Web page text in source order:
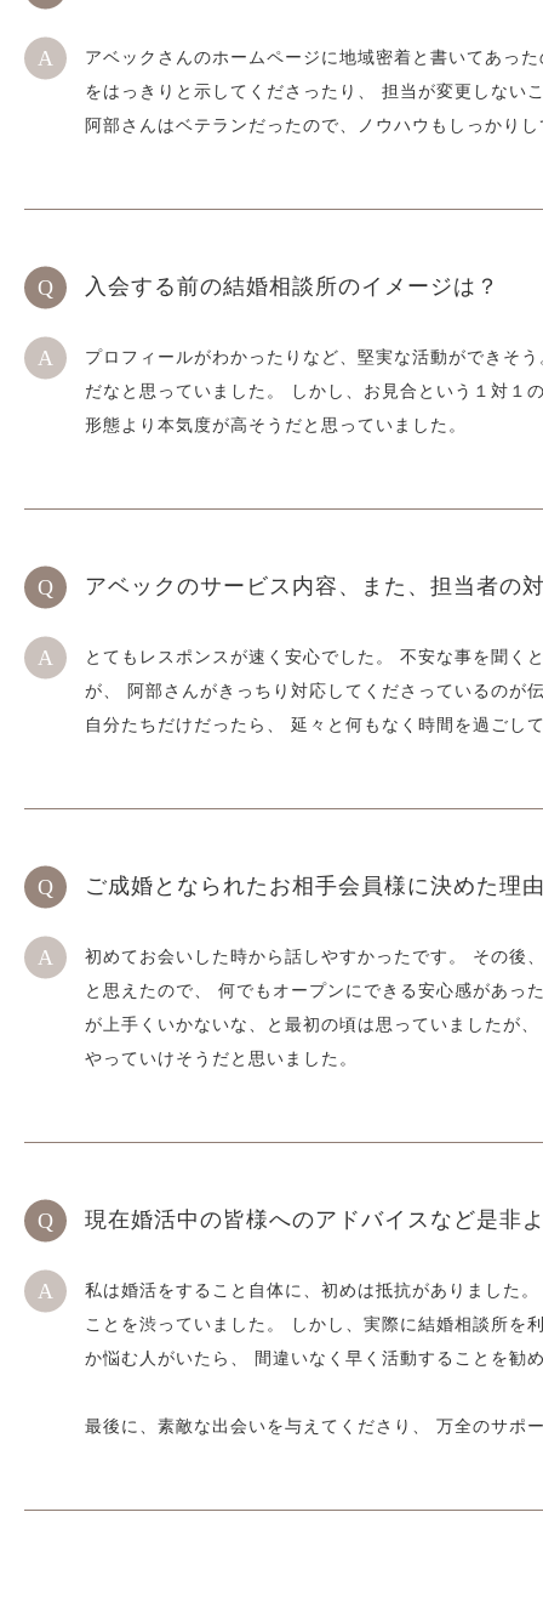
アベックさんのホームページに地域密着と書いてあっ
をはっきりと示してくださったり、 担当が変更しない
阿部さんはベテランだったので、ノウハウもしっかり
入会する前の結婚相談所のイメージは？
プロフィールがわかったりなど、堅実な活動ができそ
だなと思っていました。 しかし、お見合という１対１
形態より本気度が高そうだと思っていました。
アベックのサービス内容、また、担当者の
とてもレスポンスが速く安心でした。 不安な事を聞く
が、 阿部さんがきっちり対応してくださっているのが
自分たちだけだったら、 延々と何もなく時間を過ごし
ご成婚となられたお相手会員様に決めた理
初めてお会いした時から話しやすかったです。 その後
と思えたので、 何でもオープンにできる安心感があっ
が上手くいかないな、と最初の頃は思っていましたが
やっていけそうだと思いました。
現在婚活中の皆様へのアドバイスなど是非
私は婚活をすること自体に、初めは抵抗がありました
ことを渋っていました。 しかし、実際に結婚相談所を
か悩む人がいたら、 間違いなく早く活動することを勧
最後に、素敵な出会いを与えてくださり、 万全のサポ